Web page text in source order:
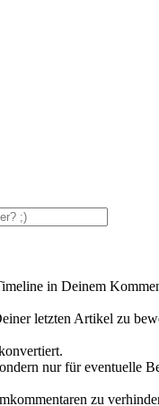
in Deinem
letzten Artikel zu
nur für eventuelle
zu